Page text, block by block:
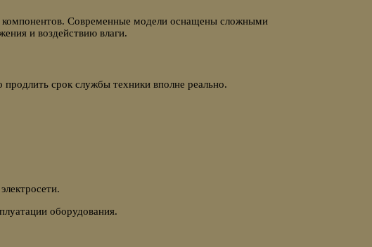
компонентов. Современные модели оснащены сложными
и воздействию влаги.
срок службы техники вполне реально.
оборудования.